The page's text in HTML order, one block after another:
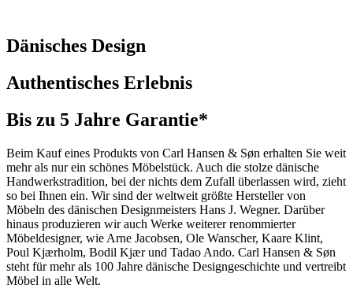
Dänisches Design
Authentisches Erlebnis
Bis zu 5 Jahre Garantie*
Beim Kauf eines Produkts von Carl Hansen & Søn erhalten Sie weit
mehr als nur ein schönes Möbelstück. Auch die stolze dänische
Handwerkstradition, bei der nichts dem Zufall überlassen wird, zieht
so bei Ihnen ein. Wir sind der weltweit größte Hersteller von
Möbeln des dänischen Designmeisters Hans J. Wegner. Darüber
hinaus produzieren wir auch Werke weiterer renommierter
Möbeldesigner, wie Arne Jacobsen, Ole Wanscher, Kaare Klint,
Poul Kjærholm, Bodil Kjær und Tadao Ando. Carl Hansen & Søn
steht für mehr als 100 Jahre dänische Designgeschichte und vertreibt
Möbel in alle Welt.